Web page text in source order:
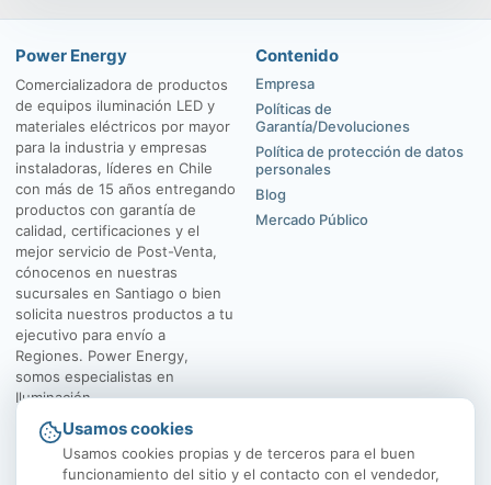
Power Energy
Comercializadora de productos
de equipos iluminación LED y
materiales eléctricos por mayor
para la industria y empresas
instaladoras, líderes en Chile
con más de 15 años entregando
productos con garantía de
calidad, certificaciones y el
mejor servicio de Post-Venta,
cónocenos en nuestras
sucursales en Santiago o bien
solicita nuestros productos a tu
ejecutivo para envío a
Regiones. Power Energy,
somos especialistas en
Iluminación.
Contenido
Empresa
Políticas de
Garantía/Devoluciones
Política de protección de datos
personales
Blog
Mercado Público
El Rosal 4547, Huechuraba
Usamos cookies
Usamos cookies propias y de terceros para el buen
funcionamiento del sitio y el contacto con el vendedor,